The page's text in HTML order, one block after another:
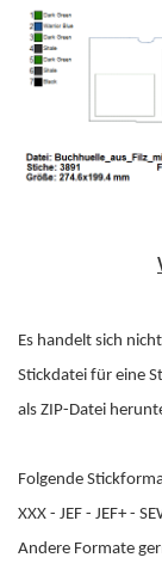
Es handelt sich
Stickdatei für eine
als ZIP-Datei
Folgende
XXX - JEF - JEF+ -
Andere Formate